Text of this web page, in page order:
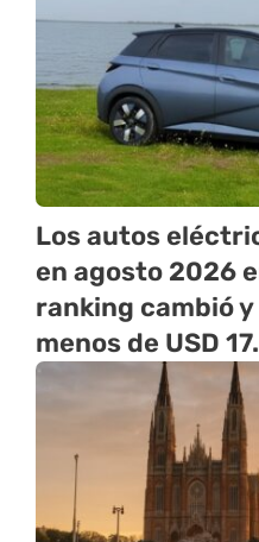
Los autos
en agosto 2026
ranking cambió
menos de USD